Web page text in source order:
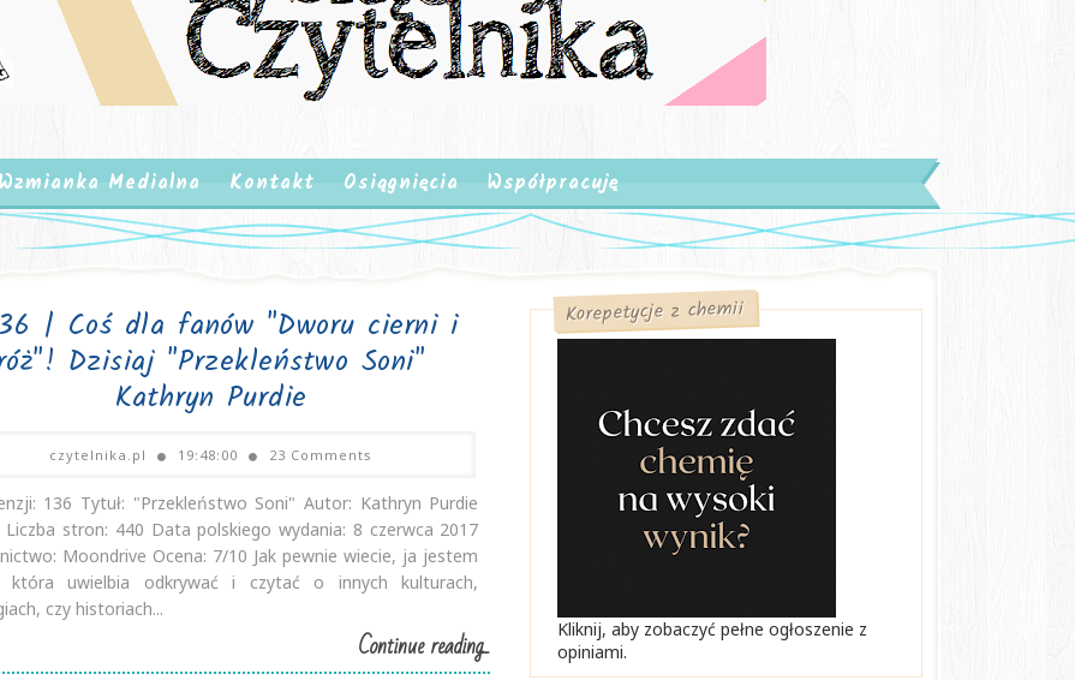
Wzmianka Medialna Kontakt Osiągnięcia Współpracuję
| Coś dla fanów "Dworu cierni i
Dzisiaj "Przekleństwo Soni"
Kathryn Purdie
czytelnika.pl 19:48:00 23 Comments
136 Tytuł: "Przekleństwo Soni" Autor: Kathryn Purdie
Liczba stron: 440 Data polskiego wydania: 8 czerwca 2017
Moondrive Ocena: 7/10 Jak pewnie wiecie, ja jestem
która uwielbia odkrywać i czytać o innych kulturach,
czy historiach...
Continue reading...
Korepetycje z chemii
Kliknij, aby zobaczyć pełne ogłoszenie z
opiniami.